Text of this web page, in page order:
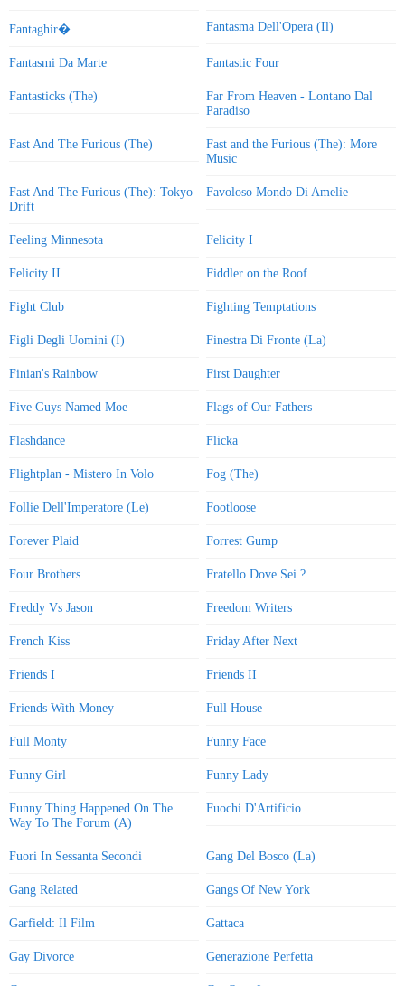
Fantaghir� Fantasma Dell'Opera (Il)
Fantasmi Da Marte Fantastic Four
Fantasticks (The)
Far From Heaven - Lontano Dal
Paradiso
Fast And The Furious (The)
Fast and the Furious (The): More
Music
Fast And The Furious (The): Tokyo
Drift
Favoloso Mondo Di Amelie
Feeling Minnesota Felicity I
Felicity II Fiddler on the Roof
Fight Club Fighting Temptations
Figli Degli Uomini (I) Finestra Di Fronte (La)
Finian's Rainbow First Daughter
Five Guys Named Moe Flags of Our Fathers
Flashdance Flicka
Flightplan - Mistero In Volo Fog (The)
Follie Dell'Imperatore (Le) Footloose
Forever Plaid Forrest Gump
Four Brothers Fratello Dove Sei ?
Freddy Vs Jason Freedom Writers
French Kiss Friday After Next
Friends I Friends II
Friends With Money Full House
Full Monty Funny Face
Funny Girl Funny Lady
Funny Thing Happened On The
Way To The Forum (A)
Fuochi D'Artificio
Fuori In Sessanta Secondi Gang Del Bosco (La)
Gang Related Gangs Of New York
Garfield: Il Film Gattaca
Gay Divorce Generazione Perfetta